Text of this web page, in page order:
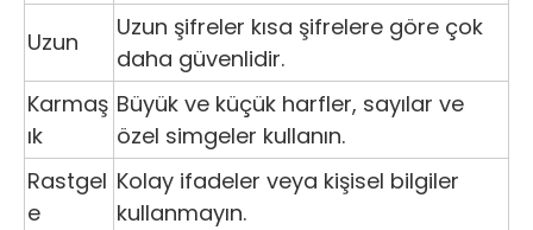
Uzun
Uzun şifreler kısa şifrelere göre çok
daha güvenlidir.
Karmaş
ık
Büyük ve küçük harfler, sayılar ve
özel simgeler kullanın.
Rastgel
e
Kolay ifadeler veya kişisel bilgiler
kullanmayın.